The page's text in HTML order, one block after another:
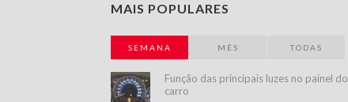
MAIS POPULARES
SEMANA MÊS TODAS
Função das principais luzes no painel do
carro